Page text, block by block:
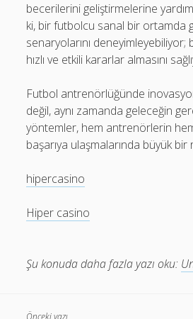
becerilerini geliştirmelerine
ki, bir futbolcu sanal bir ortamda
senaryolarını
hızlı ve etkili kararlar almasını
Futbol antrenörlüğünde
değil, aynı zamanda geleceğin
yöntemler, hem antrenörlerin
başarıya ulaşmalarında büyük
hipercasino
Hiper casino
Şu konuda daha fazla yazı oku:
Önceki yazı